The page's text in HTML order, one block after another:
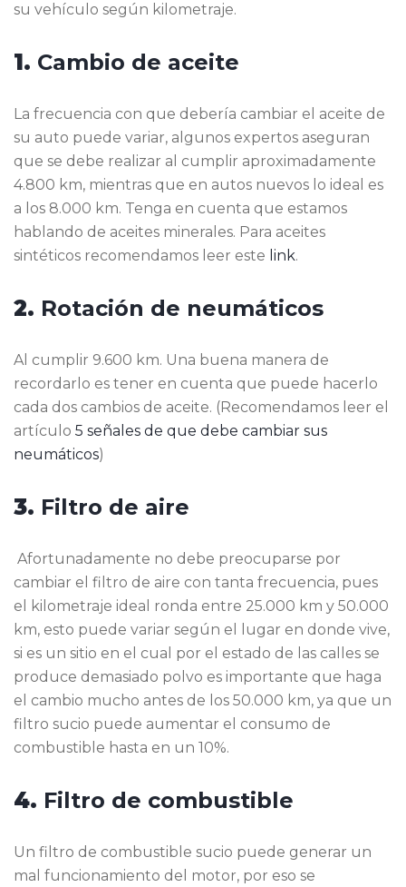
su vehículo según kilometraje.
1. Cambio de aceite
La frecuencia con que debería cambiar el aceite de
su auto puede variar, algunos expertos aseguran
que se debe realizar al cumplir aproximadamente
4.800 km, mientras que en autos nuevos lo ideal es
a los 8.000 km. Tenga en cuenta que estamos
hablando de aceites minerales. Para aceites
sintéticos recomendamos leer este link.
2. Rotación de neumáticos
Al cumplir 9.600 km. Una buena manera de
recordarlo es tener en cuenta que puede hacerlo
cada dos cambios de aceite. (Recomendamos leer el
artículo 5 señales de que debe cambiar sus
neumáticos)
3. Filtro de aire
Afortunadamente no debe preocuparse por
cambiar el filtro de aire con tanta frecuencia, pues
el kilometraje ideal ronda entre 25.000 km y 50.000
km, esto puede variar según el lugar en donde vive,
si es un sitio en el cual por el estado de las calles se
produce demasiado polvo es importante que haga
el cambio mucho antes de los 50.000 km, ya que un
filtro sucio puede aumentar el consumo de
combustible hasta en un 10%.
4. Filtro de combustible
Un filtro de combustible sucio puede generar un
mal funcionamiento del motor, por eso se